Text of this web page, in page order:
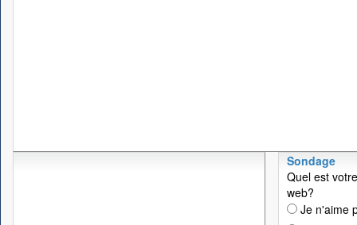
Sondage
Quel est
web?
Je n'aime